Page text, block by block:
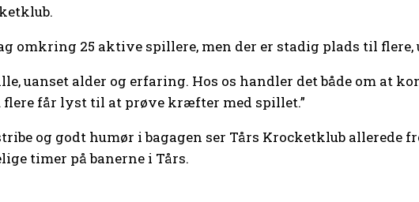
omkring 25 aktive spillere, men der er stadig plads til flere,
uanset alder og erfaring. Hos os handler det både om at
flere får lyst til at prøve kræfter med spillet.”
og godt humør i bagagen ser Tårs Krocketklub allerede
timer på banerne i Tårs.